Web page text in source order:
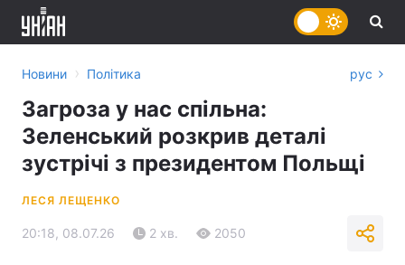
Новини › Політика рус
Загроза у нас спільна:
Зеленський розкрив деталі
зустрічі з президентом Польщі
ЛЕСЯ ЛЕЩЕНКО
20:18, 08.07.26 2 хв. 2050